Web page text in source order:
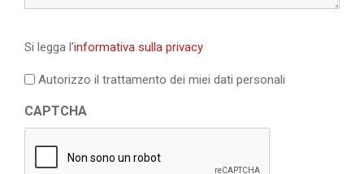
legga
l'informativa
privacy
Si legga l'informativa sulla privacy
Autorizzo il trattamento dei miei dati personali
CAPTCHA